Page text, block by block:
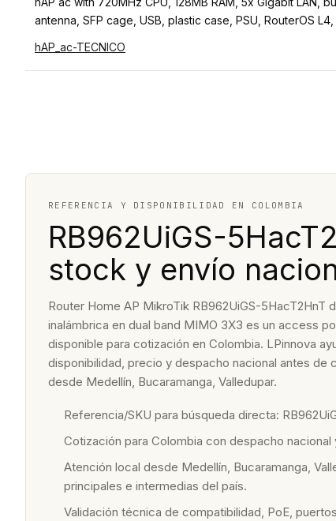
antenna, SFP cage, USB, plastic case, PSU, RouterOS
hAP_ac-TECNICO
REFERENCIA Y DISPONIBILIDAD EN COLOMBIA
RB962UiGS-
stock y envío
Router Home AP MikroTik RB962UiGS-5HacT2HnT
inalámbrica en dual band MIMO 3X3 es un access
disponible para cotización en Colombia. LPinnova
disponibilidad, precio y despacho nacional antes
desde Medellín, Bucaramanga, Valledupar.
Referencia/SKU para búsqueda directa:
Cotización para Colombia con despacho
Atención local desde Medellín, Bucaramanga,
principales e intermedias del país.
Validación técnica de compatibilidad, PoE,